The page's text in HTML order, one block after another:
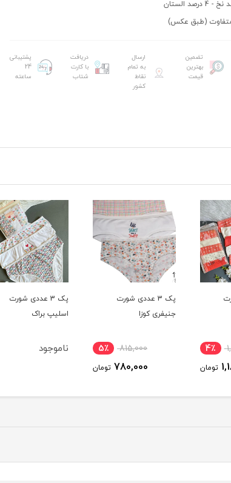
تضمین
بهترین
قیمت
ارسال
به تمام
نقاط
کشور
دریافت
با کارت
شتاب
پشتیبانی
24
ساعته
5٪
تومان
پک 3 عددی شورت
اسلیپ براک
ناموجود
پک 5 عددی شورت
اسلیپ کوزا